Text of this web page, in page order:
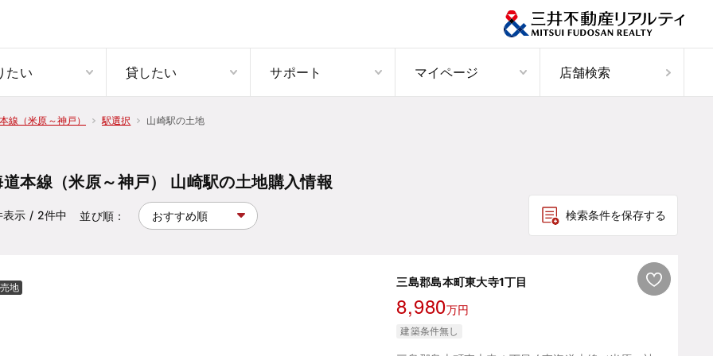
たい 貸したい サポート マイページ 店舗検索
線（米原～神戸） 駅選択 山崎駅の土地
本線（米原～神戸） 山崎駅の土地購入情報
表示 / 2件中 並び順： 検索条件を保存する
売地 三島郡島本町東大寺1丁目
8,980万円
建築条件無し